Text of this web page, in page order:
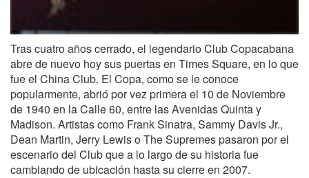
Tras cuatro años cerrado, el legendario Club Copacabana
abre de nuevo hoy sus puertas en Times Square, en lo que
fue el China Club. El Copa, como se le conoce
popularmente, abrió por vez primera el 10 de Noviembre
de 1940 en la Calle 60, entre las Avenidas Quinta y
Madison. Artistas como Frank Sinatra, Sammy Davis Jr.,
Dean Martin, Jerry Lewis o The Supremes pasaron por el
escenario del Club que a lo largo de su historia fue
cambiando de ubicación hasta su cierre en 2007.